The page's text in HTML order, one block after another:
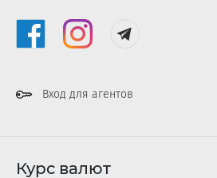
Вход для агентов
Курс валют